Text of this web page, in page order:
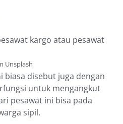
Unsplash
biasa disebut juga dengan
untuk mengangkut
pesawat ini bisa pada
sipil.